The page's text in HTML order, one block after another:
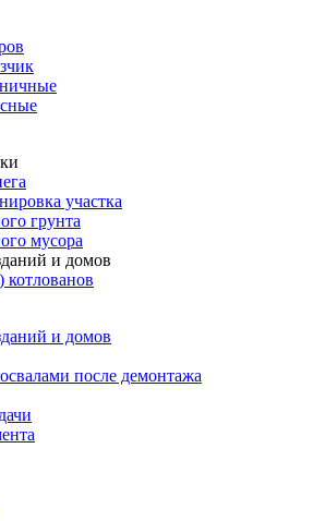
участка
грунта
мусора
и домов
котлованов
и домов
после демонтажа